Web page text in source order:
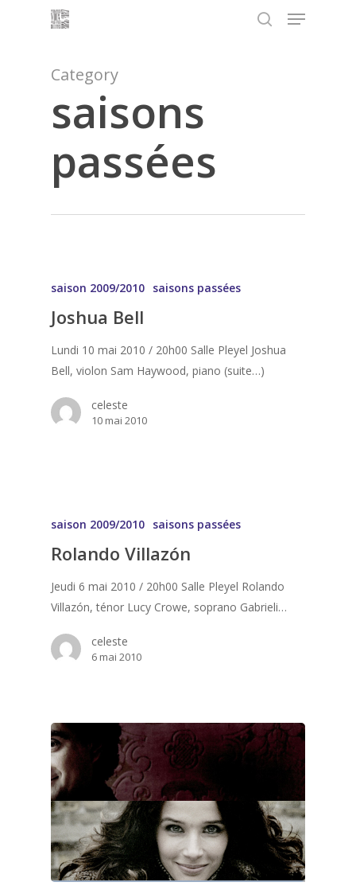
Menu
Category
saisons
passées
saison 2009/2010 saisons passées
Joshua Bell
Lundi 10 mai 2010 / 20h00 Salle Pleyel Joshua
Bell, violon Sam Haywood, piano (suite…)
celeste
10 mai 2010
saison 2009/2010 saisons passées
Rolando Villazón
Jeudi 6 mai 2010 / 20h00 Salle Pleyel Rolando
Villazón, ténor Lucy Crowe, soprano Gabrieli…
celeste
6 mai 2010